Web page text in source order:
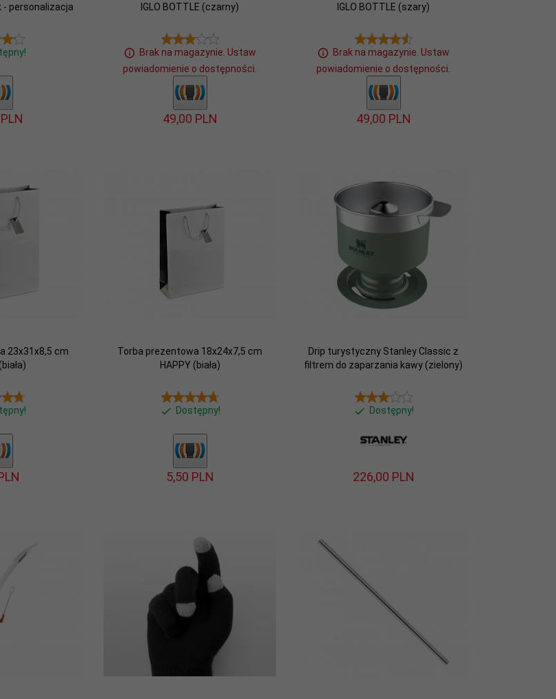
personalizacja
PLN
IGLO BOTTLE (czarny)
Brak na magazynie. Ustaw
powiadomienie o dostępności.
49,00 PLN
IGLO BOTTLE (szary)
Brak na magazynie. Ustaw
powiadomienie o dostępności.
49,00 PLN
23x31x8,5 cm
Torba prezentowa 18x24x7,5 cm
HAPPY (biała)
Dostępny!
5,50 PLN
Drip turystyczny Stanley Classic z
filtrem do zaparzania kawy (zielony)
Dostępny!
226,00 PLN